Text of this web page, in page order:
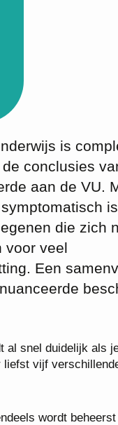
is
conclusies
aan de VU.
die zich
voor veel
Een
al snel duidelijk als
liefst vijf
wordt